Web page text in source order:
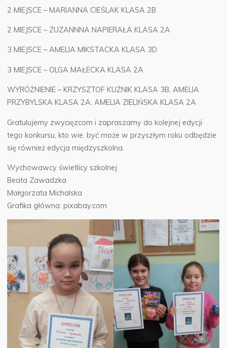
2 MIEJSCE – MARIANNA CIEŚLAK KLASA 2B
2 MIEJSCE – ZUZANNNA NAPIERAŁA KLASA 2A
3 MIEJSCE – AMELIA MIKSTACKA KLASA 3D
3 MIEJSCE – OLGA MAŁECKA KLASA 2A
WYRÓŻNIENIE – KRZYSZTOF KUŹNIK KLASA 3B, AMELIA
PRZYBYLSKA KLASA 2A, AMELIA ZIELIŃSKA KLASA 2A
Gratulujemy zwycięzcom i zapraszamy do kolejnej edycji
tego konkursu, kto wie, być może w przyszłym roku odbędzie
się również edycja międzyszkolna.
Wychowawcy świetlicy szkolnej
Beata Zawadzka
Małgorzata Michalska
Grafika główna: pixabay.com